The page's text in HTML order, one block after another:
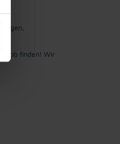
finden! Wir